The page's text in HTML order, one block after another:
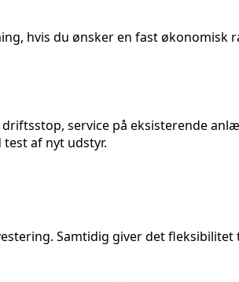
hvis du ønsker en fast økonomisk
service på eksisterende
af nyt udstyr.
Samtidig giver det fleksibilitet